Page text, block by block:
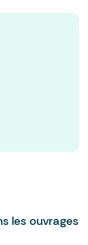
les ouvrages